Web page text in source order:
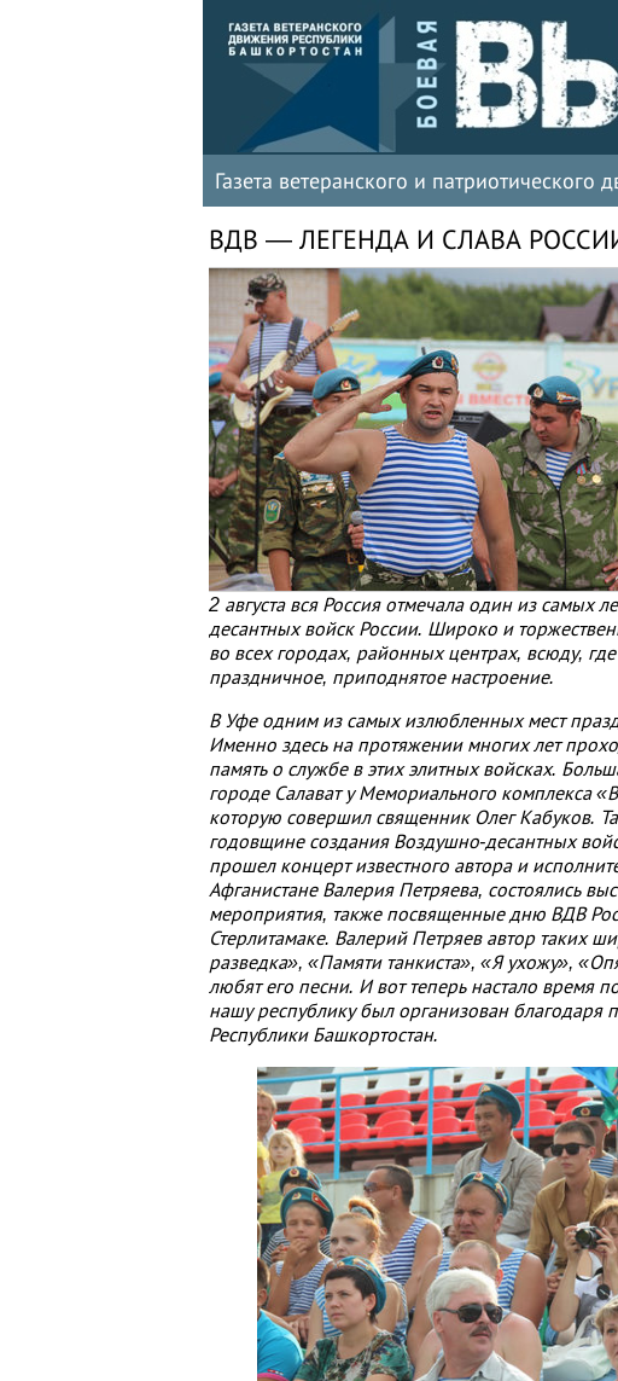
Газета ветеранского и патриотического
ВДВ — ЛЕГЕНДА И СЛАВА
2 августа вся Россия отмечала один из самых
десантных войск России. Широко и
во всех городах, районных центрах, всюду,
праздничное, приподнятое настроение.
В Уфе одним из самых излюбленных мест
Именно здесь на протяжении многих лет
память о службе в этих элитных войсках.
городе Салават у Мемориального комплекса
которую совершил священник Олег Кабуков.
годовщине создания Воздушно-десантных
прошел концерт известного автора и
Афганистане Валерия Петряева, состоялись
мероприятия, также посвященные дню ВДВ
Стерлитамаке. Валерий Петряев автор таких
разведка», «Памяти танкиста», «Я ухожу»,
любят его песни. И вот теперь настало время
нашу республику был организован
Республики Башкортостан.